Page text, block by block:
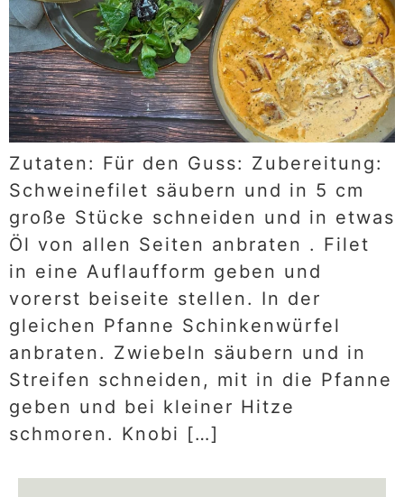
Zutaten: Für den Guss: Zubereitung:
Schweinefilet säubern und in 5 cm
große Stücke schneiden und in etwas
Öl von allen Seiten anbraten . Filet
in eine Auflaufform geben und
vorerst beiseite stellen. In der
gleichen Pfanne Schinkenwürfel
anbraten. Zwiebeln säubern und in
Streifen schneiden, mit in die Pfanne
geben und bei kleiner Hitze
schmoren. Knobi […]